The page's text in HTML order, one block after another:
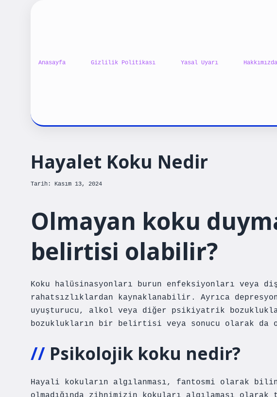
Anasayfa Gizlilik Politikası Yasal Uyarı Hakkımızda
Hayalet Koku Nedir
Tarih: Kasım 13, 2024
Olmayan koku
belirtisi olabilir?
Koku halüsinasyonları burun enfeksiyonları veya
rahatsızlıklardan kaynaklanabilir. Ayrıca
uyuşturucu, alkol veya diğer psikiyatrik
bozuklukların bir belirtisi veya sonucu olarak da
Psikolojik koku nedir?
Hayali kokuların algılanması, fantosmi olarak